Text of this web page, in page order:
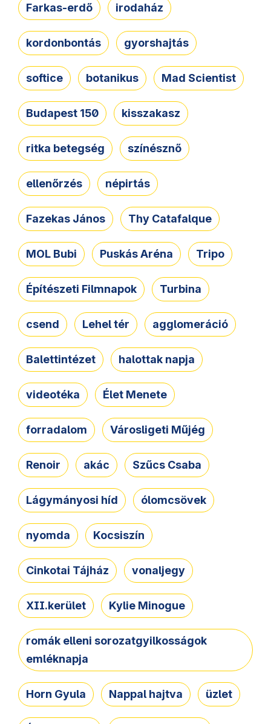
Farkas-erdő irodaház
kordonbontás gyorshajtás
softice botanikus Mad Scientist
Budapest 150 kisszakasz
ritka betegség színésznő
ellenőrzés népirtás
Fazekas János Thy Catafalque
MOL Bubi Puskás Aréna Tripo
Építészeti Filmnapok Turbina
csend Lehel tér agglomeráció
Balettintézet halottak napja
videotéka Élet Menete
forradalom Városligeti Műjég
Renoir akác Szűcs Csaba
Lágymányosi híd ólomcsövek
nyomda Kocsiszín
Cinkotai Tájház vonaljegy
XII.kerület Kylie Minogue
romák elleni sorozatgyilkosságok
emléknapja
Horn Gyula Nappal hajtva üzlet